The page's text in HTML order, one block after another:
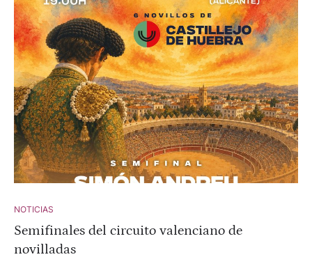
NOTICIAS
Semifinales del circuito valenciano de
novilladas